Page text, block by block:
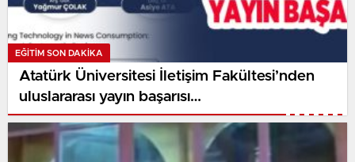
EĞITIM SON DAKİKA
Atatürk Üniversitesi İletişim Fakültesi’nden
uluslararası yayın başarısı…